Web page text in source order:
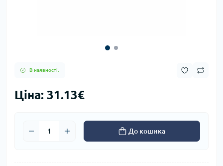
В наявності.
Ціна: 31.13€
До кошика